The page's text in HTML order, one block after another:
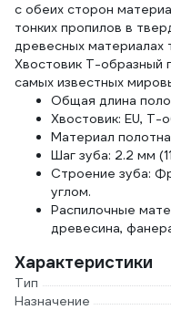
с обеих сторон
тонких пропилов в
древесных
Хвостовик Т-образный
самых известных
Общая длина
Хвостовик: EU, T-
Материал
Шаг зуба: 2.2 мм
Строение зуба:
углом.
Распилочные
древесина,
Характеристики
Тип
Назначение